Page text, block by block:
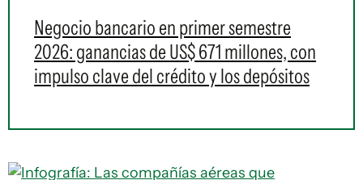
Negocio bancario en primer semestre
2026: ganancias de US$ 671 millones, con
impulso clave del crédito y los depósitos